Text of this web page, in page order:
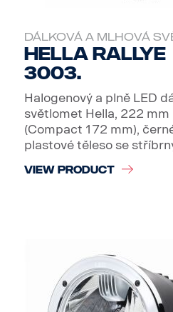
DÁLKOVÁ A MLHOVÁ
Hella Rallye
3003.
Halogenový a plně LED
světlomet Hella, 222 mm
(Compact 172 mm),
plastové těleso se
VIEW PRODUCT